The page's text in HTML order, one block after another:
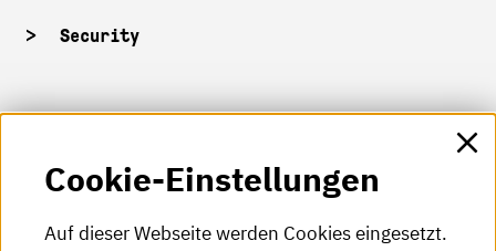
Security
HKA-Shop
HKA-Videos
Cookie-Einstellungen
Auf dieser Webseite werden Cookies eingesetzt.